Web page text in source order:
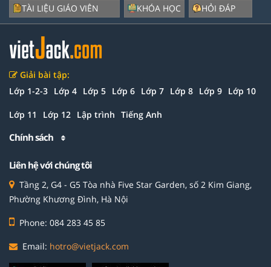
TÀI LIỆU GIÁO VIÊN
KHÓA HỌC
HỎI ĐÁP
Giải bài tập:
Lớp 1-2-3 Lớp 4 Lớp 5 Lớp 6 Lớp 7 Lớp 8 Lớp 9 Lớp 10
Lớp 11 Lớp 12 Lập trình Tiếng Anh
Chính sách
Liên hệ với chúng tôi
Tầng 2, G4 - G5 Tòa nhà Five Star Garden, số 2 Kim Giang,
Phường Khương Đình, Hà Nội
Phone: 084 283 45 85
Email: hotro@vietjack.com